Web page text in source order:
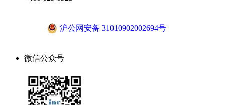
沪公网安备 31010902002694号
微信公众号